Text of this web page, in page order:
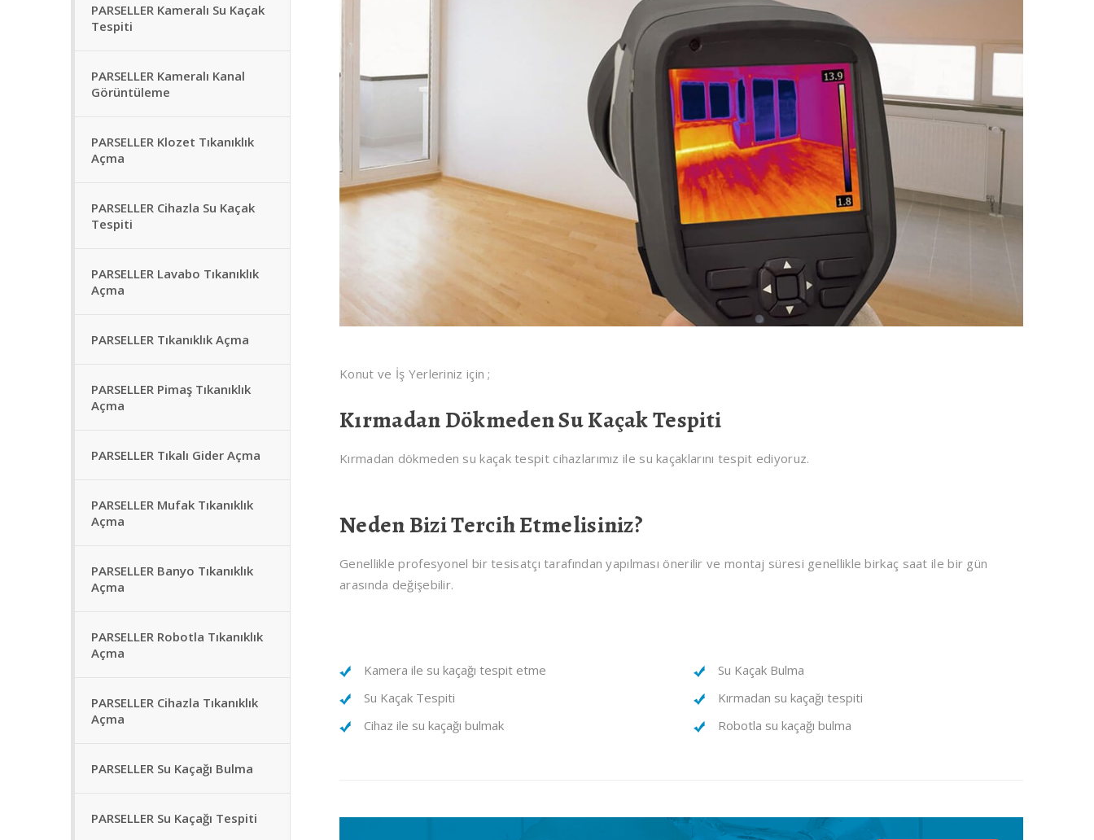
PARSELLER Kameralı Su Kaçak
Tespiti
PARSELLER Kameralı Kanal
Görüntüleme
PARSELLER Klozet Tıkanıklık
Açma
PARSELLER Cihazla Su Kaçak
Tespiti
PARSELLER Lavabo Tıkanıklık
Açma
PARSELLER Tıkanıklık Açma
PARSELLER Pimaş Tıkanıklık
Açma
PARSELLER Tıkalı Gider Açma
PARSELLER Mufak Tıkanıklık
Açma
PARSELLER Banyo Tıkanıklık
Açma
PARSELLER Robotla Tıkanıklık
Açma
PARSELLER Cihazla Tıkanıklık
Açma
PARSELLER Su Kaçağı Bulma
PARSELLER Su Kaçağı Tespiti
Konut ve İş Yerleriniz için ;
Kırmadan Dökmeden Su Kaçak Tespiti
Kırmadan dökmeden su kaçak tespit cihazlarımız ile su kaçaklarını tespit ediyoruz.
Neden Bizi Tercih Etmelisiniz?
Genellikle profesyonel bir tesisatçı tarafından yapılması önerilir ve montaj süresi genellikle birkaç saat ile bir gün
arasında değişebilir.
Kamera ile su kaçağı tespit etme
Su Kaçak Bulma
Su Kaçak Tespiti
Kırmadan su kaçağı tespiti
Cihaz ile su kaçağı bulmak
Robotla su kaçağı bulma